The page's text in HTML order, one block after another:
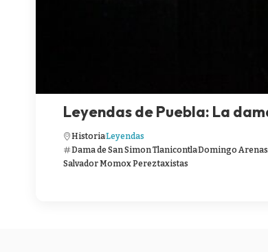
Leyendas de Puebla: La
HistoriaLeyendas
Dama de San Simon TlanicontlaDomingo Arenas
Salvador Momox Pereztaxistas